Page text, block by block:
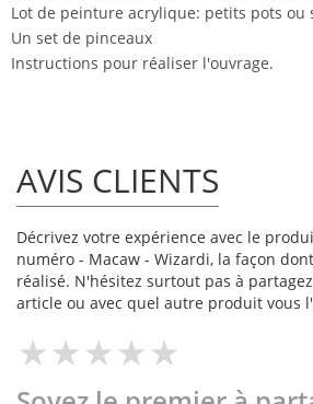
Lot de peinture acrylique: petits pots ou
Un set de pinceaux
Instructions pour réaliser l'ouvrage.
AVIS CLIENTS
Décrivez votre expérience avec le
numéro - Macaw - Wizardi, la façon
réalisé. N'hésitez surtout pas à
article ou avec quel autre produit vous